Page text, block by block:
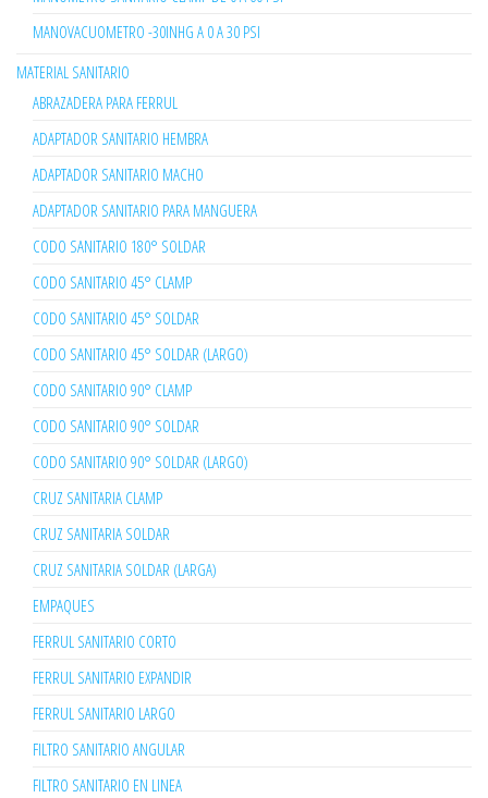
MANOVACUOMETRO -30INHG A 0 A 30 PSI
MATERIAL SANITARIO
ABRAZADERA PARA FERRUL
ADAPTADOR SANITARIO HEMBRA
ADAPTADOR SANITARIO MACHO
ADAPTADOR SANITARIO PARA MANGUERA
CODO SANITARIO 180° SOLDAR
CODO SANITARIO 45° CLAMP
CODO SANITARIO 45° SOLDAR
CODO SANITARIO 45° SOLDAR (LARGO)
CODO SANITARIO 90° CLAMP
CODO SANITARIO 90° SOLDAR
CODO SANITARIO 90° SOLDAR (LARGO)
CRUZ SANITARIA CLAMP
CRUZ SANITARIA SOLDAR
CRUZ SANITARIA SOLDAR (LARGA)
EMPAQUES
FERRUL SANITARIO CORTO
FERRUL SANITARIO EXPANDIR
FERRUL SANITARIO LARGO
FILTRO SANITARIO ANGULAR
FILTRO SANITARIO EN LINEA